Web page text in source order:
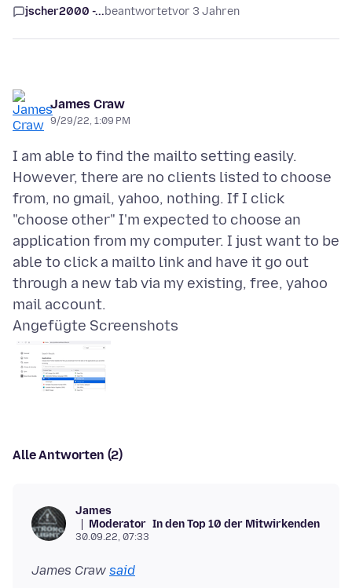
jscher2000 -...beantwortetvor 3 Jahren
James Craw
9/29/22, 1:09 PM
I am able to find the mailto setting easily.
However, there are no clients listed to choose
from, no gmail, yahoo, nothing. If I click
"choose other" I'm expected to choose an
application from my computer. I just want to be
able to click a mailto link and have it go out
through a new tab via my existing, free, yahoo
Angefügte Screenshots
Alle Antworten (2)
James
Moderator In den Top 10 der Mitwirkenden
30.09.22, 07:33
James Craw said